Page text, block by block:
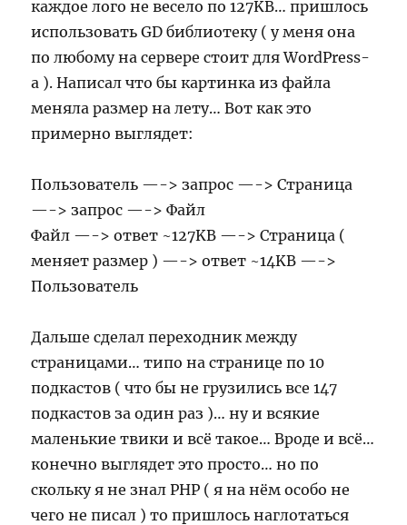
каждое лого не весело по 127KB… пришлось
использовать GD библиотеку ( у меня она
по любому на сервере стоит для WordPress-
а ). Написал что бы картинка из файла
меняла размер на лету… Вот как это
примерно выглядет:
Пользователь —-> запрос —-> Страница
—-> запрос —-> Файл
Файл —-> ответ ~127KB —-> Страница (
меняет размер ) —-> ответ ~14KB —->
Пользователь
Дальше сделал переходник между
страницами… типо на странице по 10
подкастов ( что бы не грузились все 147
подкастов за один раз )… ну и всякие
маленькие твики и всё такое… Вроде и всё…
конечно выглядет это просто… но по
скольку я не знал PHP ( я на нём особо не
чего не писал ) то пришлось наглотаться